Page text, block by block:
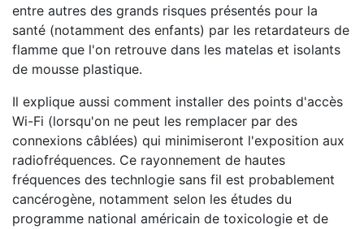
entre autres des grands risques présentés pour la
santé (notamment des enfants) par les retardateurs de
flamme que l'on retrouve dans les matelas et isolants
de mousse plastique.
Il explique aussi comment installer des points d'accès
Wi-Fi (lorsqu'on ne peut les remplacer par des
connexions câblées) qui minimiseront l'exposition aux
radiofréquences. Ce rayonnement de hautes
fréquences des technlogie sans fil est probablement
cancérogène, notamment selon les études du
programme national américain de toxicologie et de